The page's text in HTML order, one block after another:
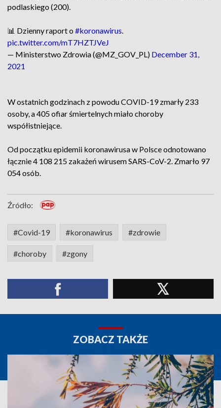
podlaskiego (200).
📊 Dzienny raport o #koronawirus.
pic.twitter.com/mT7HZTJVeJ
— Ministerstwo Zdrowia (@MZ_GOV_PL) December 31,
2021
W ostatnich godzinach z powodu COVID-19 zmarły 233
osoby, a 405 ofiar śmiertelnych miało choroby
współistniejące.
Od początku epidemii koronawirusa w Polsce odnotowano
łącznie 4 108 215 zakażeń wirusem SARS-CoV-2. Zmarło 97
054 osób.
Źródło:
#Covid-19 #koronawirus #zdrowie
#choroby #zgony
ZOBACZ TAKŻE